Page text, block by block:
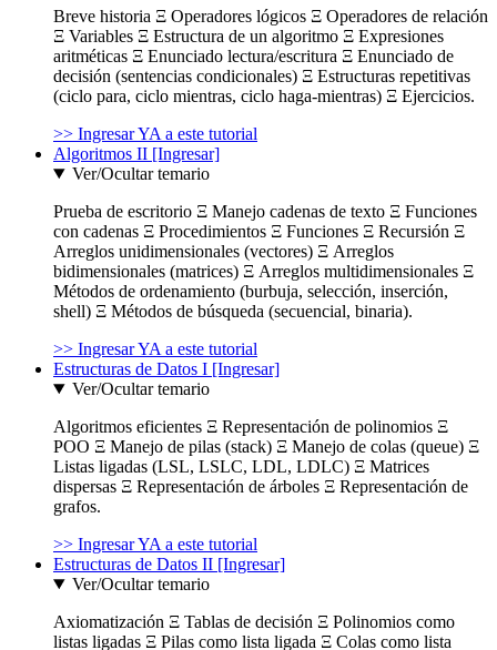
Breve historia Ξ Operadores lógicos Ξ Operadores de relación
Ξ Variables Ξ Estructura de un algoritmo Ξ Expresiones
aritméticas Ξ Enunciado lectura/escritura Ξ Enunciado de
decisión (sentencias condicionales) Ξ Estructuras repetitivas
(ciclo para, ciclo mientras, ciclo haga-mientras) Ξ Ejercicios.
>> Ingresar YA a este tutorial
Algoritmos II [Ingresar]
Ver/Ocultar temario
Prueba de escritorio Ξ Manejo cadenas de texto Ξ Funciones
con cadenas Ξ Procedimientos Ξ Funciones Ξ Recursión Ξ
Arreglos unidimensionales (vectores) Ξ Arreglos
bidimensionales (matrices) Ξ Arreglos multidimensionales Ξ
Métodos de ordenamiento (burbuja, selección, inserción,
shell) Ξ Métodos de búsqueda (secuencial, binaria).
>> Ingresar YA a este tutorial
Estructuras de Datos I [Ingresar]
Ver/Ocultar temario
Algoritmos eficientes Ξ Representación de polinomios Ξ
POO Ξ Manejo de pilas (stack) Ξ Manejo de colas (queue) Ξ
Listas ligadas (LSL, LSLC, LDL, LDLC) Ξ Matrices
dispersas Ξ Representación de árboles Ξ Representación de
grafos.
>> Ingresar YA a este tutorial
Estructuras de Datos II [Ingresar]
Ver/Ocultar temario
Axiomatización Ξ Tablas de decisión Ξ Polinomios como
listas ligadas Ξ Pilas como lista ligada Ξ Colas como lista